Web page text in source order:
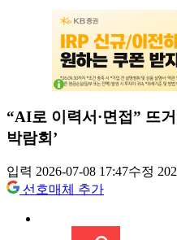
“AI로 이력서·면접” 뜨
박람회’
입력 2026-07-08 17:47수정
선호매체 추가